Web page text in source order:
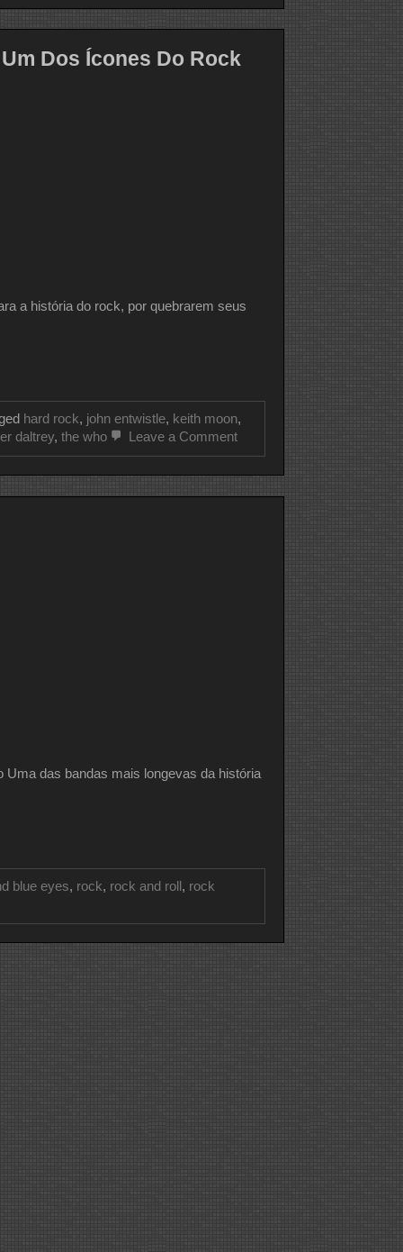
THE
WHO
Dos Ícones Do Rock
a história do rock, por quebrarem seus
hard rock, john entwistle, keith moon,
daltrey, the who Leave a Commenton
Trajetória
das bandas mais longevas da história
blue eyes, rock, rock and roll, rock